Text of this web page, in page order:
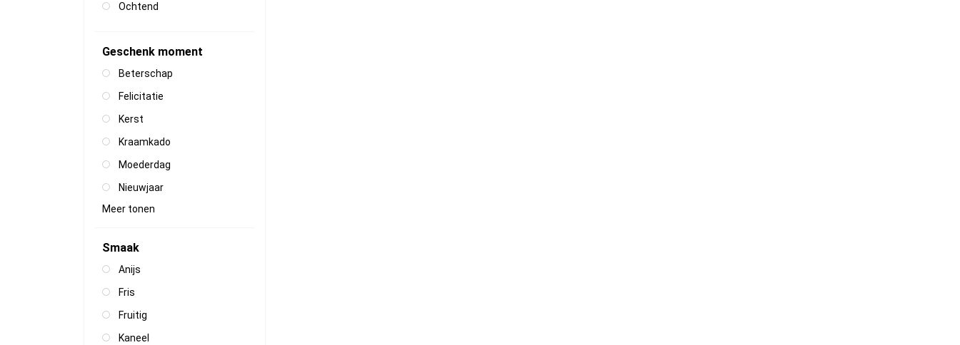
Ochtend
Geschenk moment
Beterschap
Felicitatie
Kerst
Kraamkado
Moederdag
Nieuwjaar
Meer tonen
Smaak
Anijs
Fris
Fruitig
Kaneel